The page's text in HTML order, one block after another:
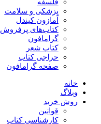
فلسفه
پزشکی و سلامت
آمازون کیندل
کتاب‌های پرفروش
گرامافون
کتاب شعر
حراجی کتاب
صفحه گرامافون
خانه
وبلاگ
روش خرید
قوانین
کارشناسی کتاب